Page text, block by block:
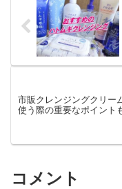
市販クレンジングクリー
使う際の重要なポイント
コメント